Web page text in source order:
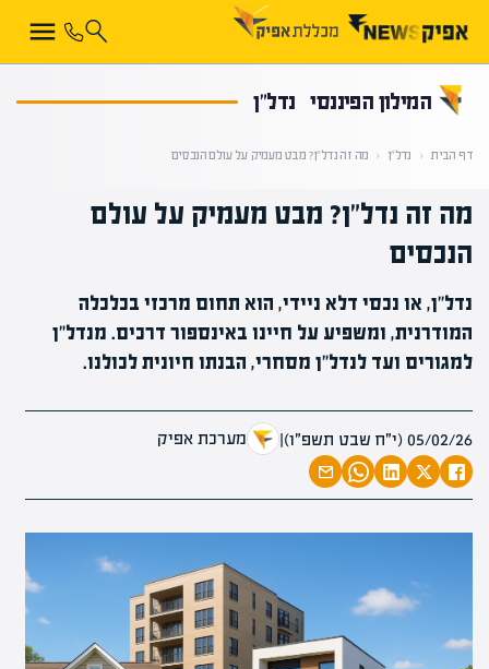
המילון הפיננסי נדל"ן
דף הבית ‹ נדל"ן ‹ מה זה נדל"ן? מבט מעמיק על עולם הנכסים
מה זה נדל"ן? מבט מעמיק על עולם
הנכסים
נדל"ן, או נכסי דלא ניידי, הוא תחום מרכזי בכלכלה
המודרנית, ומשפיע על חיינו באינספור דרכים. מנדל"ן
למגורים ועד לנדל"ן מסחרי, הבנתו חיונית לכולנו.
05/02/26 (י״ח שבט תשפ״ו) | מערכת אפיק